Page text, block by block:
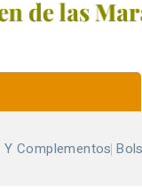
Complementos